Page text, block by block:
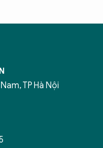
TP Hà Nội